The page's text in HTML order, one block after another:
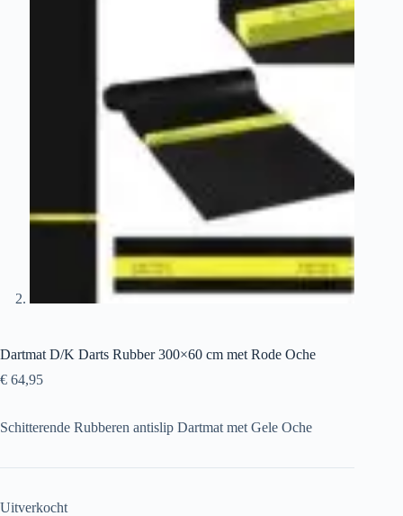
Dartmat D/K Darts Rubber 300×60 cm met Rode Oche
€ 64,95
Schitterende Rubberen antislip Dartmat met Gele Oche
Uitverkocht